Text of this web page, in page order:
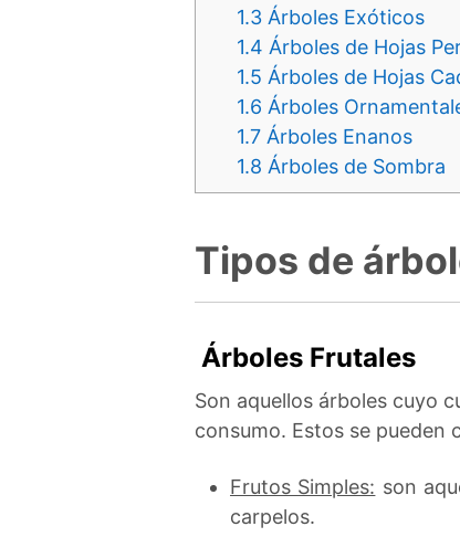
1.3 Árboles Exóticos
1.4 Árboles de Hojas
1.5 Árboles de Hojas
1.6 Árboles
1.7 Árboles Enanos
1.8 Árboles de Sombra
Tipos de
Árboles Frutales
Son aquellos árboles cuyo
consumo. Estos se pueden
Frutos Simples: son
carpelos.